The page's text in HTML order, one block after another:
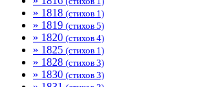
» 1818 (стихов 1)
» 1819 (стихов 5)
» 1820 (стихов 4)
» 1825 (стихов 1)
» 1828 (стихов 3)
» 1830 (стихов 3)